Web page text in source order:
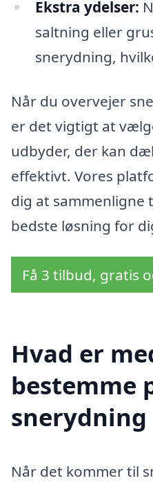
Ekstra ydelser:
saltning eller
snerydning,
Når du overvejer
er det vigtigt at
udbyder, der kan
effektivt. Vores
dig at sammenligne
bedste løsning for
Få 3 tilbud, gratis
Hvad er
bestemme
snerydning
Når det kommer til